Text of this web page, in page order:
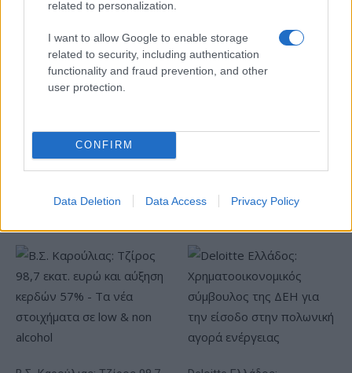
related to personalization.
I want to allow Google to enable storage
related to security, including authentication
functionality and fraud prevention, and other
user protection.
CONFIRM
Data Deletion Data Access Privacy Policy
Σασλόγλου: «Ξεχνάμε ό,τι
έγινε και προχωράμε»
Εθνική Κορασίδων: Νίκησε
Ελληνική Αναπτυξιακή Τράπεζα: Με «προίκα» 2 δισ. ευρώ